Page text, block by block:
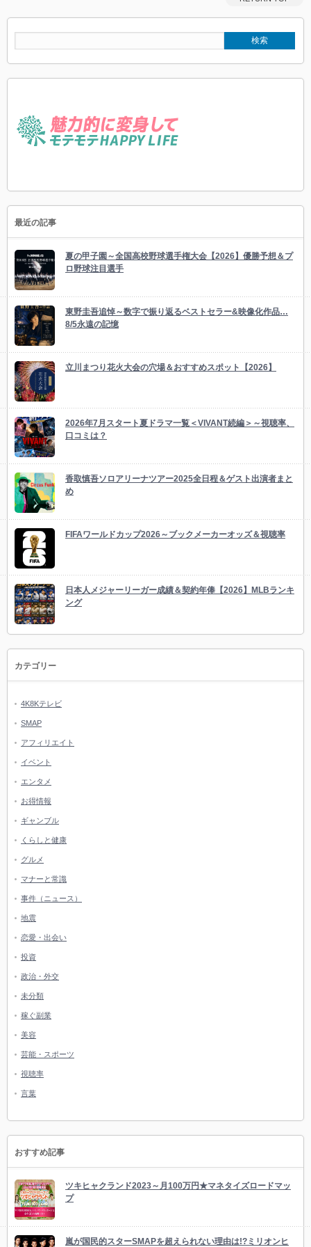
最近の記事
夏の甲子園～全国高校野球選手権大会【2026】優勝予想＆プ
ロ野球注目選手
東野圭吾追悼～数字で振り返るベストセラー&映像化作品…
8/5永遠の記憶
立川まつり花火大会の穴場＆おすすめスポット【2026】
2026年7月スタート夏ドラマ一覧＜VIVANT続編＞～視聴率、
口コミは？
香取慎吾ソロアリーナツアー2025全日程＆ゲスト出演者まと
め
FIFAワールドカップ2026～ブックメーカーオッズ＆視聴率
日本人メジャーリーガー成績＆契約年俸【2026】MLBランキ
ング
カテゴリー
4K8Kテレビ
SMAP
アフィリエイト
イベント
エンタメ
お得情報
ギャンブル
くらしと健康
グルメ
マナーと常識
事件（ニュース）
地震
恋愛・出会い
投資
政治・外交
未分類
稼ぐ副業
美容
芸能・スポーツ
視聴率
言葉
おすすめ記事
ツキヒャクランド2023～月100万円★マネタイズロードマッ
プ
嵐が国民的スターSMAPを超えられない理由は!?ミリオンヒ